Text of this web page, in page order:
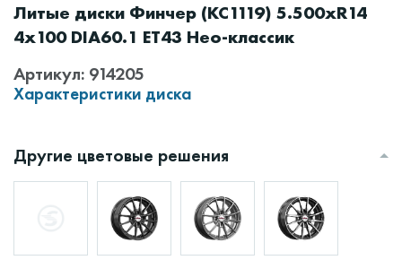
Литые диски Финчер (КС1119) 5.500xR14
4x100 DIA60.1 ET43 Нео-классик
Артикул: 914205
Характеристики диска
Другие цветовые решения